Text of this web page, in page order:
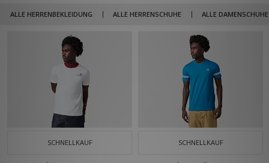
ALLE HERRENBEKLEIDUNG ALLE HERRENSCHUHE ALLE DAMENSCHUHE
Sergio Tacchini, der 1960 zum italienischen Tennismeister gekrönt
wurde, begann nur sechs Jahre später seinen Einstieg in die
den Markt, deren Wurzeln fest im Sport verankert sind. In den 80er
Jahren wurde die Kleidung von Sergio Tacchini sowohl von
Tennislegenden als auch von Freizeitfußballern getragen und hat sich
seither zu einer Marke entwickelt, die in der Fußballkultur ebenso
geschätzt wird wie in der Tenniswelt.
SCHNELLKAUF SCHNELLKAUF